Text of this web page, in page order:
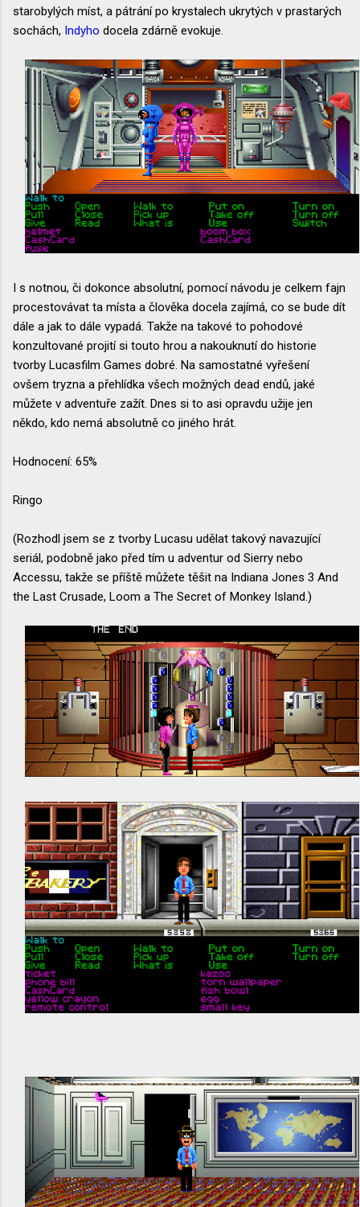
starobylých míst, a pátrání po krystalech ukrytých v prastarých
sochách, Indyho docela zdárně evokuje.
I s notnou, či dokonce absolutní, pomocí návodu je celkem fajn
procestovávat ta místa a člověka docela zajímá, co se bude dít
dále a jak to dále vypadá. Takže na takové to pohodové
konzultované projití si touto hrou a nakouknutí do historie
tvorby Lucasfilm Games dobré. Na samostatné vyřešení
ovšem tryzna a přehlídka všech možných dead endů, jaké
můžete v adventuře zažít. Dnes si to asi opravdu užije jen
někdo, kdo nemá absolutně co jiného hrát.
Hodnocení: 65%
Ringo
(Rozhodl jsem se z tvorby Lucasu udělat takový navazující
seriál, podobně jako před tím u adventur od Sierry nebo
Accessu, takže se příště můžete těšit na Indiana Jones 3 And
the Last Crusade, Loom a The Secret of Monkey Island.)